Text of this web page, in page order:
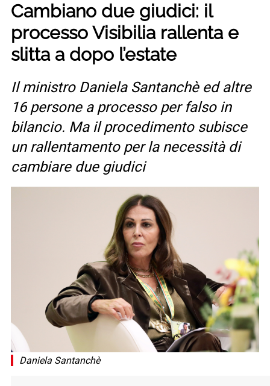
Cambiano due giudici: il
processo Visibilia rallenta e
slitta a dopo l’estate
Il ministro Daniela Santanchè ed altre
16 persone a processo per falso in
bilancio. Ma il procedimento subisce
un rallentamento per la necessità di
cambiare due giudici
Daniela Santanchè